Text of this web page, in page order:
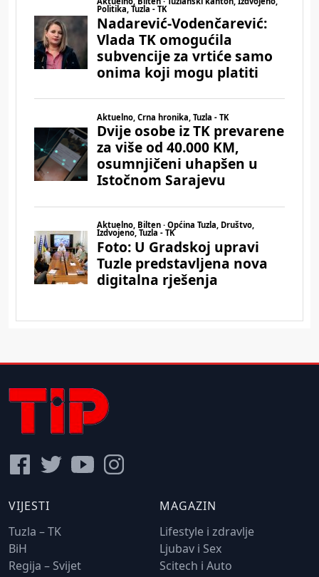
VIJESTI
Tuzla – TK
BiH
Regija – Svijet
MAGAZIN
Lifestyle i zdravlje
Ljubav i Sex
Scitech i Auto